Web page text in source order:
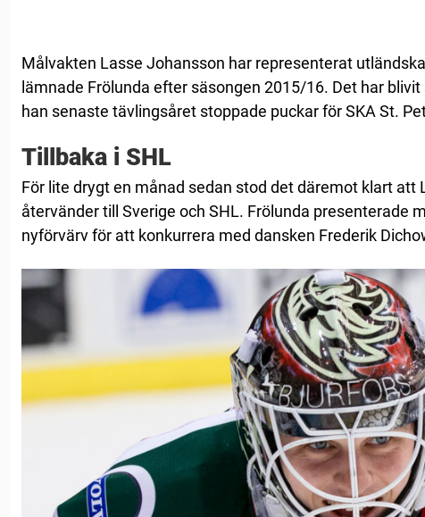
Målvakten Lasse Johansson har representerat
lämnade Frölunda efter säsongen 2015/16. Det har blivit
han senaste tävlingsåret stoppade puckar för SKA St.
Tillbaka i SHL
För lite drygt en månad sedan stod det däremot klart att
återvänder till Sverige och SHL. Frölunda presenterade
nyförvärv för att konkurrera med dansken Frederik